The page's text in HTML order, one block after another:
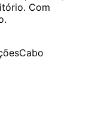
Com
Cabo